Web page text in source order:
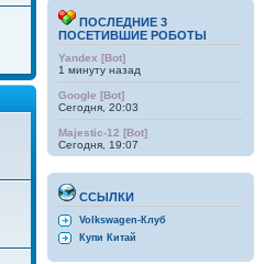
ПОСЛЕДНИЕ 3
ПОСЕТИВШИЕ РОБОТЫ
Yandex [Bot]
1 минуту назад
Google [Bot]
Сегодня, 20:03
Majestic-12 [Bot]
Сегодня, 19:07
ССЫЛКИ
Volkswagen-Клуб
Купи Китай